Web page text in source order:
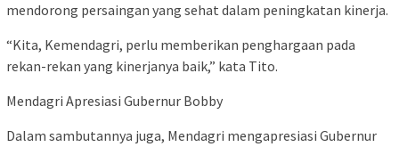
mendorong persaingan yang sehat dalam peningkatan kinerja.
“Kita, Kemendagri, perlu memberikan penghargaan pada
rekan-rekan yang kinerjanya baik,” kata Tito.
Mendagri Apresiasi Gubernur Bobby
Dalam sambutannya juga, Mendagri mengapresiasi Gubernur